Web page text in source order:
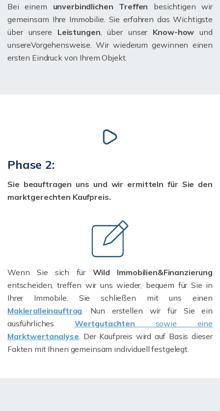
Bei einem unverbindlichen Treffen besichtigen wir
gemeinsam Ihre Immobilie. Sie erfahren das Wichtigste
über unsere Leistungen, über unser Know-how und
unsereVorgehensweise. Wir wiederum gewinnen einen
ersten Eindruck von Ihrem Objekt.
Phase 2:
Sie beauftragen uns und wir ermitteln für Sie den
marktgerechten Kaufpreis.
Wenn Sie sich fürWild Immobilien&Finanzierung
entscheiden, treffen wir uns wieder, bequem für Sie in
Ihrer Immobile. Sie schließen mit uns einen
Makleralleinauftrag. Nun erstellen wir für Sie ein
ausführliches Wertgutachten sowie eine
Marktwertanalyse. Der Kaufpreis wird auf Basis dieser
Fakten mit Ihnen gemeinsam individuell festgelegt.